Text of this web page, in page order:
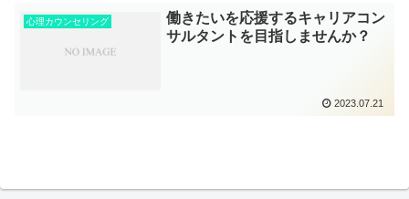
心理カウンセリング
働きたいを応援するキャリアコン
サルタントを目指しませんか？
2023.07.21